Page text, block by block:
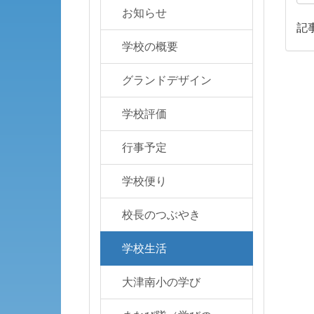
記
お知らせ
学校の概要
グランドデザイン
学校評価
行事予定
学校便り
校長のつぶやき
学校生活
大津南小の学び